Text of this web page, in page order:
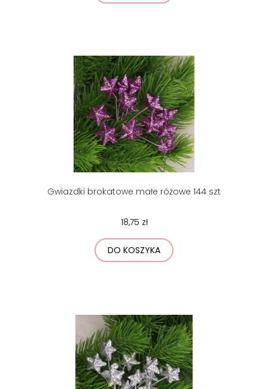
Gwiazdki brokatowe małe różowe 144 szt
18,75 zł
DO KOSZYKA